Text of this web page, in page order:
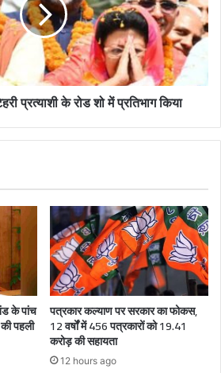
प्रत्याशी के रोड शो में प्रतिभाग किया
के पांच
पहली
पत्रकार कल्याण पर सरकार का फोकस,
12 वर्षों में 456 पत्रकारों को 19.41
करोड़ की सहायता
12 hours ago